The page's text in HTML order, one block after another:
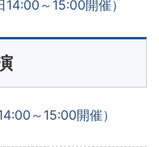
～15:00開催）
～15:00開催）